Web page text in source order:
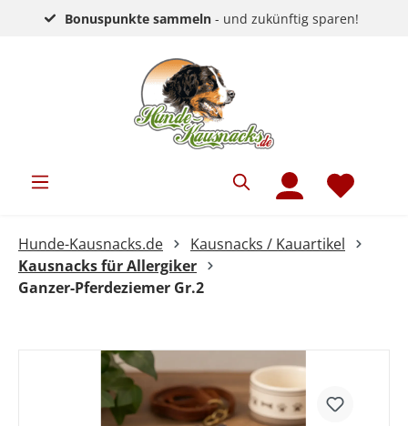
Bonuspunkte sammeln - und zukünftig sparen!
Hunde-Kausnacks.de
Kausnacks / Kauartikel
Kausnacks für Allergiker
Ganzer-Pferdeziemer Gr.2